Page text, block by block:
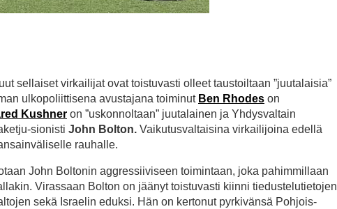
sellaiset virkailijat ovat toistuvasti olleet taustoiltaan ”juutalaisia”
ulkopoliittisena avustajana toiminut Ben Rhodes on
Kushner on ”uskonnoltaan” juutalainen ja Yhdysvaltain
sionisti John Bolton. Vaikutusvaltaisina virkailijoina edellä
rauhalle.
John Boltonin aggressiiviseen toimintaan, joka pahimmillaan
Virassaan Bolton on jäänyt toistuvasti kiinni tiedustelutietojen
sekä Israelin eduksi. Hän on kertonut pyrkivänsä Pohjois-